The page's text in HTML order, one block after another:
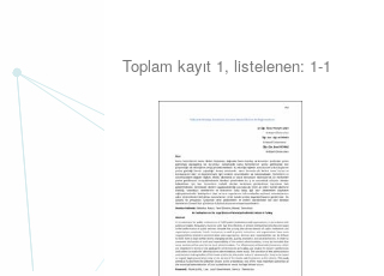
Toplam kayıt 1, listelenen: 1-1